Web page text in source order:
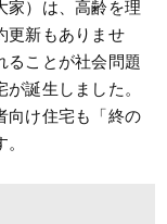
家）は、高齢を理
更新もありませ
ることが社会問題
誕生しました。
向け住宅も「終の